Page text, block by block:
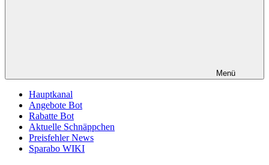
Menü
Hauptkanal
Angebote Bot
Rabatte Bot
Aktuelle Schnäppchen
Preisfehler News
Sparabo WIKI